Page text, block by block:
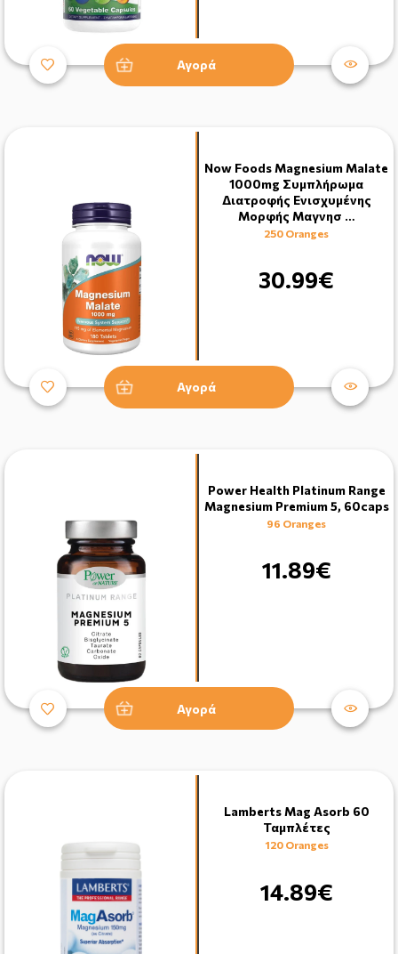
Αγορά
Now Foods Magnesium Malate
1000mg Συμπλήρωμα
Διατροφής Ενισχυμένης
Μορφής Μαγνησ …
250 Oranges
30.99€
Αγορά
Power Health Platinum Range
Magnesium Premium 5, 60caps
96 Oranges
11.89€
Αγορά
Lamberts Mag Asorb 60
Ταμπλέτες
120 Oranges
14.89€